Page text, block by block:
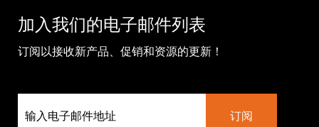
加入我们的电子邮件列表
订阅以接收新产品、促销和资源的更新！